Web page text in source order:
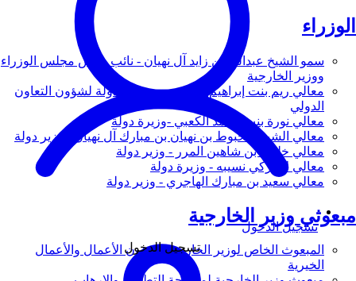
الوزراء
سمو الشيخ عبدالله بن زايد آل نهيان - نائب رئيس مجلس الوزراء
ووزير الخارجية
معالي ريم بنت إبراهيم الهاشمي - وزيرة دولة لشؤون التعاون
الدولي
معالي نورة بنت محمد الكعبي -وزيرة دولة
معالي الشيخ شخبوط بن نهيان بن مبارك آل نهيان - وزير دولة
معالي خليفة بن شاهين المرر - وزير دولة
معالي لانا زكي نسيبه - وزيرة دولة
معالي سعيد بن مبارك الهاجري - وزير دولة
مبعوثي وزير الخارجية
المبعوث الخاص لوزير الخارجية لشؤون الأعمال والأعمال
الخيرية
تسجيل الدخول
تسجيل الدخول